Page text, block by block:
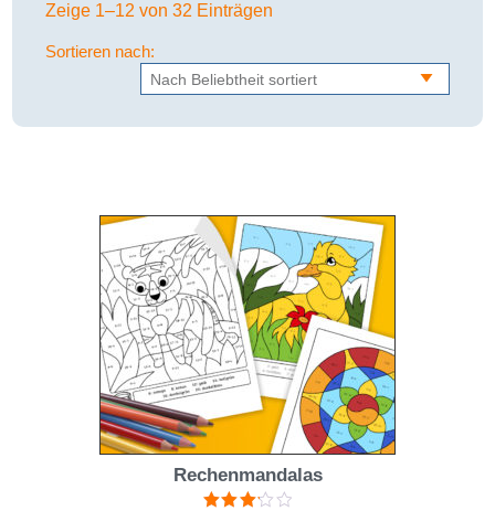
Zeige 1–12 von 32 Einträgen
Sortieren nach:
Rechenmandalas